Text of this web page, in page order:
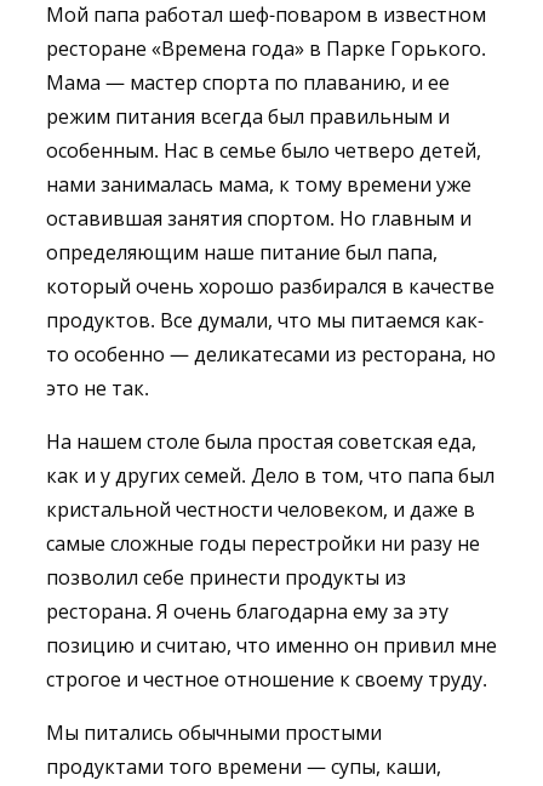
Мой папа работал шеф-поваром в известном
ресторане «Времена года» в Парке Горького.
Мама — мастер спорта по плаванию, и ее
режим питания всегда был правильным и
особенным. Нас в семье было четверо детей,
нами занималась мама, к тому времени уже
оставившая занятия спортом. Но главным и
определяющим наше питание был папа,
который очень хорошо разбирался в качестве
продуктов. Все думали, что мы питаемся как-
то особенно — деликатесами из ресторана, но
это не так.
На нашем столе была простая советская еда,
как и у других семей. Дело в том, что папа был
кристальной честности человеком, и даже в
самые сложные годы перестройки ни разу не
позволил себе принести продукты из
ресторана. Я очень благодарна ему за эту
позицию и считаю, что именно он привил мне
строгое и честное отношение к своему труду.
Мы питались обычными простыми
продуктами того времени — супы, каши,